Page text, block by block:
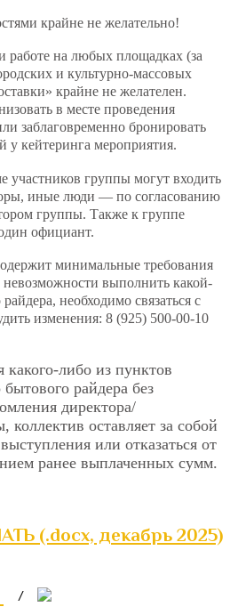
крайне не желательно!
работе на любых площадках (за
и культурно-массовых
крайне не желателен.
в месте проведения
заблаговременно бронировать
у кейтеринга мероприятия.
участников группы могут входить
иные люди — по согласованию
группы. Также к группе
официант.
минимальные требования
невозможности выполнить какой-
необходимо связаться с
изменения: 8 (925) 500-00-10
какого-либо из пунктов
бытового райдера без
директора/
коллектив оставляет за собой
или отказаться от
ранее выплаченных сумм.
(.docx, декабрь 2025)
/